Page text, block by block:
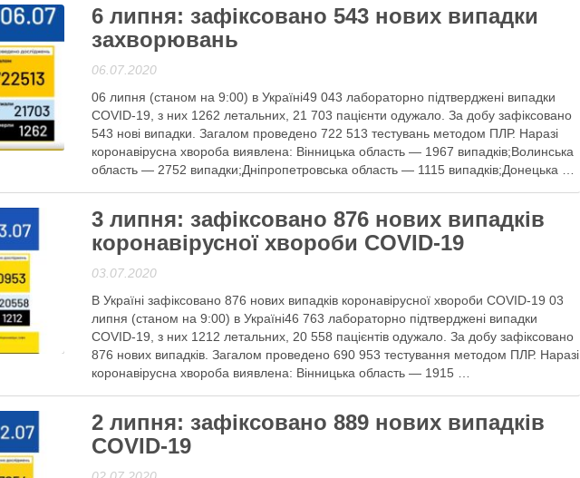
6 липня: зафіксовано 543 нових випадки
захворювань
06.07.2020
06 липня (станом на 9:00) в Україні49 043 лабораторно підтверджені випадки
COVID-19, з них 1262 летальних, 21 703 пацієнти одужало. За добу зафіксовано
543 нові випадки. Загалом проведено 722 513 тестувань методом ПЛР. Наразі
коронавірусна хвороба виявлена: Вінницька область — 1967 випадків;Волинська
область — 2752 випадки;Дніпропетровська область — 1115 випадків;Донецька …
3 липня: зафіксовано 876 нових випадків
коронавірусної хвороби COVID-19
03.07.2020
В Україні зафіксовано 876 нових випадків коронавірусної хвороби COVID-19 03
липня (станом на 9:00) в Україні46 763 лабораторно підтверджені випадки
COVID-19, з них 1212 летальних, 20 558 пацієнтів одужало. За добу зафіксовано
876 нових випадків. Загалом проведено 690 953 тестування методом ПЛР. Наразі
коронавірусна хвороба виявлена: Вінницька область — 1915 …
2 липня: зафіксовано 889 нових випадків
COVID-19